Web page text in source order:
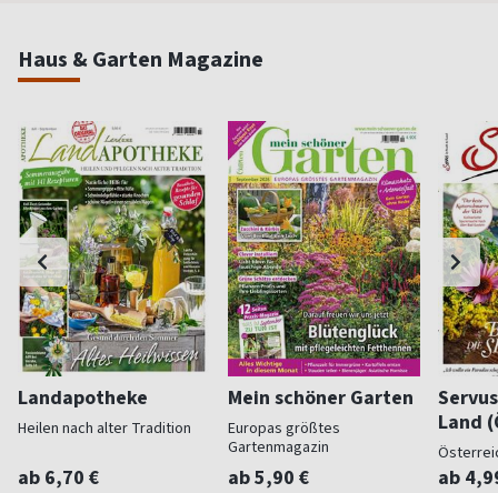
Haus & Garten Magazine
Landapotheke
Heilen nach alter Tradition
ab 6,70 €
Mein schöner Garten
Europas größtes
Gartenmagazin
ab 5,90 €
Land
ab